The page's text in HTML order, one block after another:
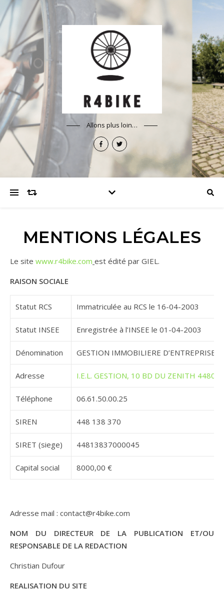
Allons plus loin…
MENTIONS LÉGALES
Le site www.r4bike.com est édité par GIEL.
RAISON SOCIALE
Statut RCS Immatriculée au RCS le 16-04-2003
Statut INSEE Enregistrée à l’INSEE le 01-04-2003
Dénomination GESTION IMMOBILIERE D’ENTREPRISE
Adresse I.E.L. GESTION, 10 BD DU ZENITH 44800
Téléphone 06.61.50.00.25
SIREN 448 138 370
SIRET (siege) 44813837000045
Capital social 8000,00 €
Adresse mail : contact@r4bike.com
NOM DU DIRECTEUR DE LA PUBLICATION ET/OU
RESPONSABLE DE LA REDACTION
Christian Dufour
REALISATION DU SITE